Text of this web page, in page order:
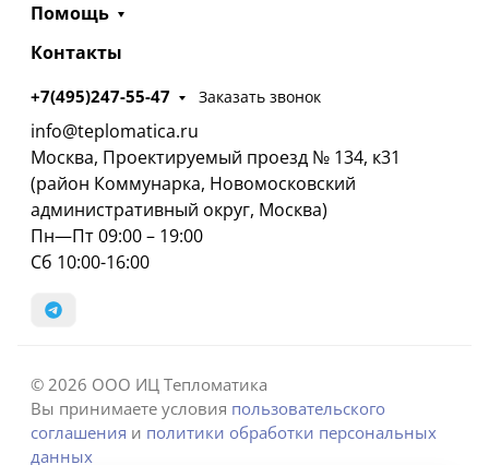
Помощь
Контакты
+7(495)247-55-47 Заказать звонок
info@teplomatica.ru
Москва, Проектируемый проезд № 134, к31
(район Коммунарка, Новомосковский
административный округ, Москва)
Пн—Пт 09:00 – 19:00
Сб 10:00-16:00
© 2026 ООО ИЦ Тепломатика
Вы принимаете условия пользовательского
соглашения и политики обработки персональных
данных